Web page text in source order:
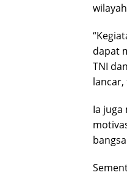
dapat
TNI
Ia